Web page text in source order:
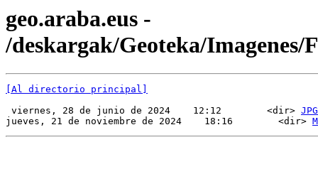
geo.araba.eus -
/deskargak/Geoteka/Imagenes/
[Al directorio principal]
viernes, 28 de junio de 2024    12:12        <dir> JPG
jueves, 21 de noviembre de 2024    18:16        <dir>